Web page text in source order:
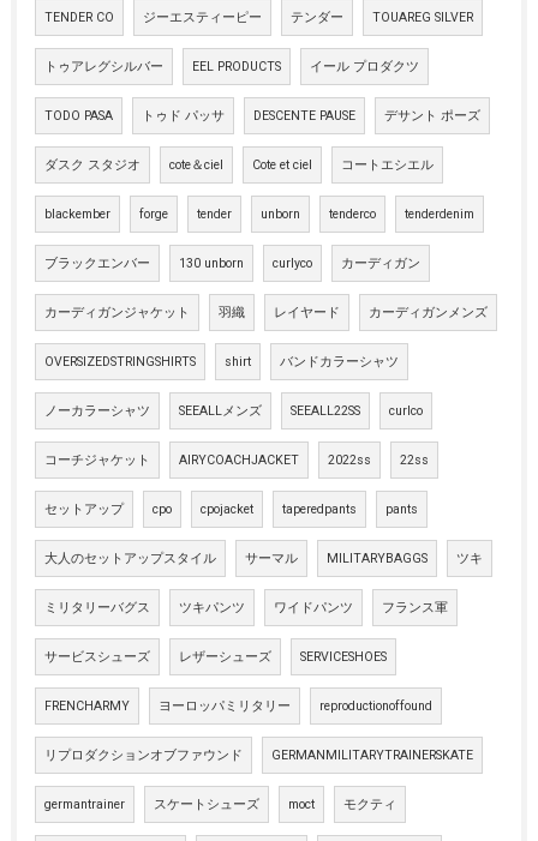
TENDER CO ジーエスティーピー テンダー TOUAREG SILVER
トゥアレグシルバー EEL PRODUCTS イール プロダクツ
TODO PASA トゥド パッサ DESCENTE PAUSE デサント ポーズ
ダスク スタジオ cote＆ciel Cote et ciel コートエシエル
blackember forge tender unborn tenderco tenderdenim
ブラックエンバー 130 unborn curlyco カーディガン
カーディガンジャケット 羽織 レイヤード カーディガンメンズ
OVERSIZEDSTRINGSHIRTS shirt バンドカラーシャツ
ノーカラーシャツ SEEALLメンズ SEEALL22SS curlco
コーチジャケット AIRYCOACHJACKET 2022ss 22ss
セットアップ cpo cpojacket taperedpants pants
大人のセットアップスタイル サーマル MILITARYBAGGS ツキ
ミリタリーバグス ツキパンツ ワイドパンツ フランス軍
サービスシューズ レザーシューズ SERVICESHOES
FRENCHARMY ヨーロッパミリタリー reproductionoffound
リプロダクションオブファウンド GERMANMILITARYTRAINERSKATE
germantrainer スケートシューズ moct モクティ